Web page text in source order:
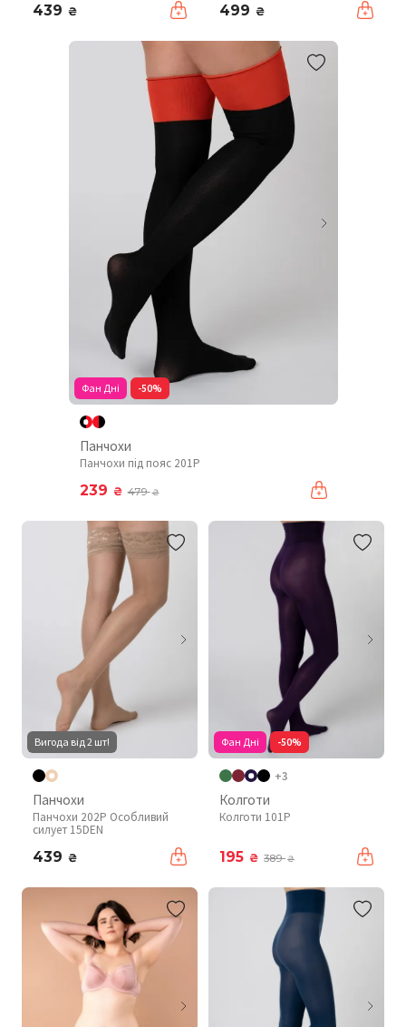
439 ₴ 499 ₴
Фан Дні -50%
Панчохи
Панчохи під пояс 201P
239 ₴ 479₴
Вигода від 2 шт!
Панчохи
Панчохи 202P Особливий
силует 15DEN
439 ₴
Фан Дні -50%
+3
Колготи
Колготи 101P
195 ₴ 389₴